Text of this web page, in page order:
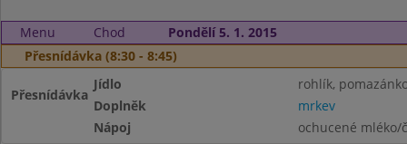
Menu Chod
Pondělí 5. 1. 2015
Přesnídávka (8:30 - 8:45)
Přesnídávka
Jídlo
rohlík,
Doplněk
mrkev
Nápoj
ochucené mléko/